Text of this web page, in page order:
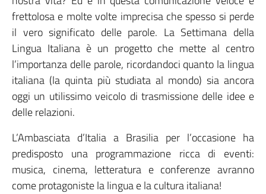
frettolosa e molte volte imprecisa che spesso si perde
il vero significato delle parole. La Settimana della
Lingua Italiana è un progetto che mette al centro
l’importanza delle parole, ricordandoci quanto la lingua
italiana (la quinta più studiata al mondo) sia ancora
oggi un utilissimo veicolo di trasmissione delle idee e
delle relazioni.
L’Ambasciata d’Italia a Brasilia per l’occasione ha
predisposto una programmazione ricca di eventi:
musica, cinema, letteratura e conferenze avranno
come protagoniste la lingua e la cultura italiana!